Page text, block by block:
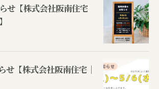
せ【株式会社阪南住宅
せ【株式会社阪南住宅｜